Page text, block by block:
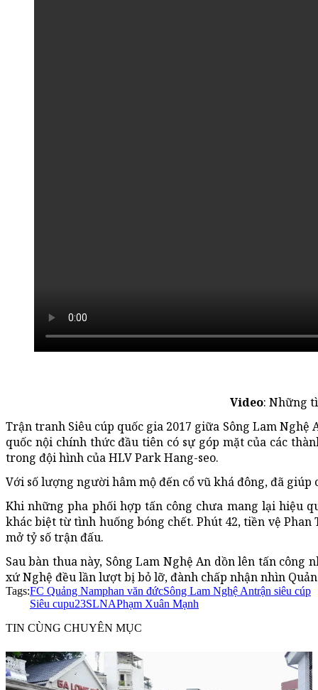
Video: Những
Trận tranh Siêu cúp quốc gia 2017 giữa Sông Lam
quốc nội chính thức đầu tiên có sự góp mặt của các
trong đội hình của HLV Park Hang-seo.
Với số lượng người hâm mộ đến cổ vũ khá đông, đã
Khi những pha phối hợp tấn công chưa mang lại hiệu
khác biệt từ tình huống bóng chết. Phút 42, tiền vệ
mở tỷ số trận đấu.
Sau bàn thua này, Sông Lam Nghệ An dồn lên tấn
xứ Nghệ đều lần lượt bị bỏ lỡ, đành chấp nhận nhìn
Tags:FC Quảng Namphan văn đứcSông Lam Nghệ Antrận siêu cúp
Siêu cupu23SLNAPhạm Xuân Mạnh
TIN CÙNG CHUYÊN MỤC